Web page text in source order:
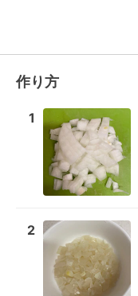
作り方
1
2